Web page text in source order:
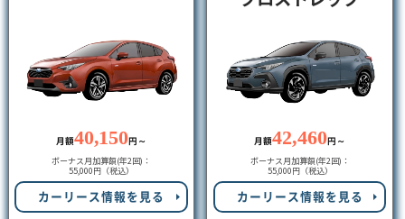
月額40,150 円～
ボーナス月加算額(年2回)：
55,000円（税込）
カーリース情報を見る
月額42,460 円～
ボーナス月加算額(年2回)：
55,000円（税込）
カーリース情報を見る